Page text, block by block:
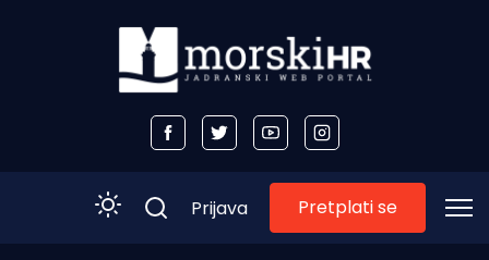
Prijava Pretplati se